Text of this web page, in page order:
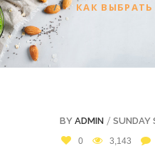
КАК
BY ADMIN / SUNDAY
0 3,143